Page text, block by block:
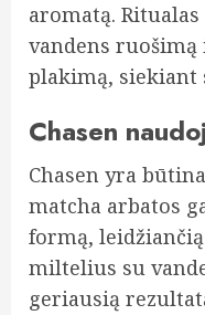
aromatą.
vandens ruošimą
plakimą, siekiant
Chasen
Chasen yra
matcha arbatos
formą,
miltelius su
geriausią